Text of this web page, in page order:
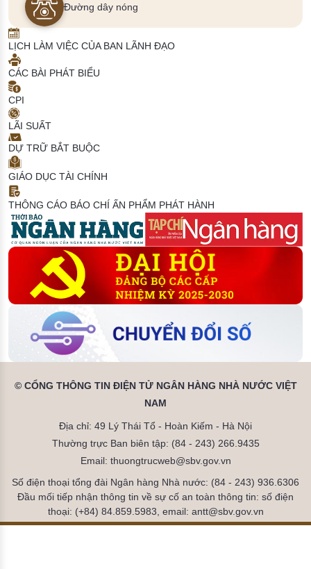
Đường dây nóng
LỊCH LÀM VIỆC CỦA BAN LÃNH ĐẠO
CÁC BÀI PHÁT BIỂU
CPI
LÃI SUẤT
DỰ TRỮ BẮT BUỘC
GIÁO DỤC TÀI CHÍNH
THÔNG CÁO BÁO CHÍ ẤN PHẨM PHÁT HÀNH
© CỔNG THÔNG TIN ĐIỆN TỬ NGÂN HÀNG NHÀ NƯỚC VIỆT
NAM
Địa chỉ: 49 Lý Thái Tổ - Hoàn Kiếm - Hà Nội
Thường trực Ban biên tập: (84 - 243) 266.9435
Email: thuongtrucweb@sbv.gov.vn
Số điện thoại tổng đài Ngân hàng Nhà nước: (84 - 243) 936.6306
Đầu mối tiếp nhận thông tin về sự cố an toàn thông tin: số điện
thoại: (+84) 84.859.5983, email: antt@sbv.gov.vn